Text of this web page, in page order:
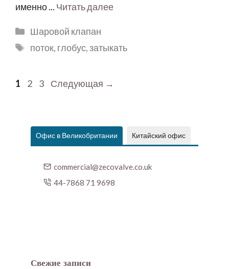
именно ... Читать далее
Шаровой клапан
поток, глобус,затыкать
1 2 3 Следующая →
Офис в Великобритании Китайский офис
commercial@zecovalve.co.uk
44-7868 71 9698
Свежие записи